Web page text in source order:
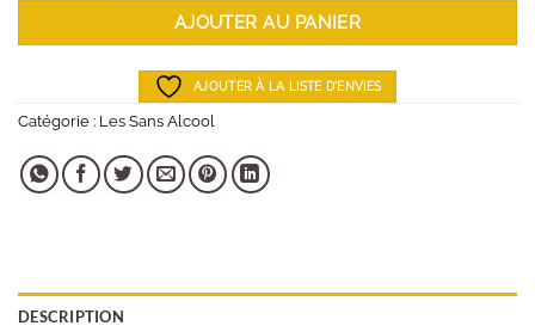
AJOUTER AU PANIER
AJOUTER À LA LISTE D'ENVIES
Catégorie : Les Sans Alcool
DESCRIPTION